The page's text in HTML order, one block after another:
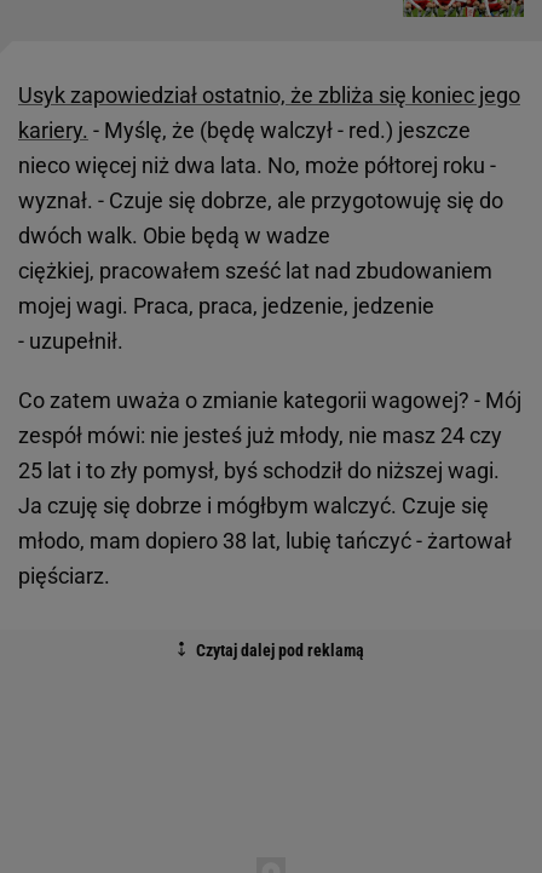
Usyk zapowiedział ostatnio, że zbliża się koniec jego
kariery. - Myślę, że (będę walczył - red.) jeszcze
nieco więcej niż dwa lata. No, może półtorej roku -
wyznał. - Czuje się dobrze, ale przygotowuję się do
dwóch walk. Obie będą w wadze
ciężkiej, pracowałem sześć lat nad zbudowaniem
mojej wagi. Praca, praca, jedzenie, jedzenie
- uzupełnił.
Co zatem uważa o zmianie kategorii wagowej? - Mój
zespół mówi: nie jesteś już młody, nie masz 24 czy
25 lat i to zły pomysł, byś schodził do niższej wagi.
Ja czuję się dobrze i mógłbym walczyć. Czuje się
młodo, mam dopiero 38 lat, lubię tańczyć - żartował
pięściarz.